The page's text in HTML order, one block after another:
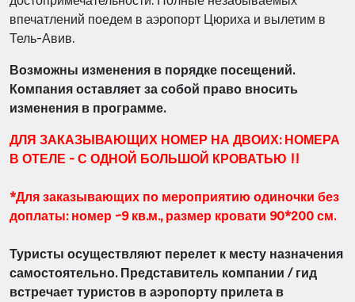
впечатлений поедем в аэропорт Цюриха и вылетим в
Тель-Авив.
Возможны изменения в порядке посещений.
Компания оставляет за собой право вносить
изменения в программе.
ДЛЯ ЗАКАЗЫВАЮЩИХ НОМЕР НА ДВОИХ: НОМЕРА
В ОТЕЛЕ - С ОДНОЙ БОЛЬШОЙ КРОВАТЬЮ !!
*Для заказывающих по мероприятию одиночки без
доплаты: номер ~9 кв.м., размер кровати 90*200 см.
Туристы осуществляют перелет к месту назначения
самостоятельно. Представитель компании / гид
встречает туристов в аэропорту прилета в